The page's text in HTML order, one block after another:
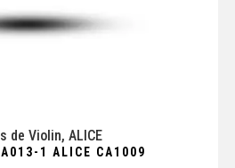
de Violin, ALICE
1 ALICE CA1009